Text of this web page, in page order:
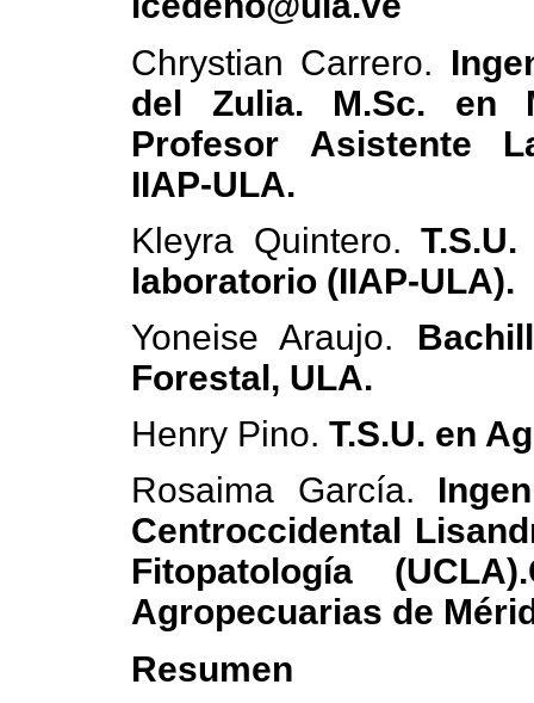
Chrystian Carrero.
del Zulia. M.Sc. en
Profesor Asistente
IIAP-ULA.
Kleyra Quintero.
laboratorio (IIAP-ULA).
Yoneise Araujo.
Forestal, ULA.
Henry Pino. T.S.U. en
Rosaima García.
Centroccidental
Fitopatología
Agropecuarias de
Resumen